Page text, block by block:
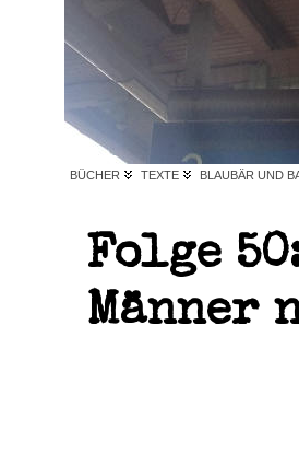
BÜCHER TEXTE BLAUBÄR UND
Folge
Männer